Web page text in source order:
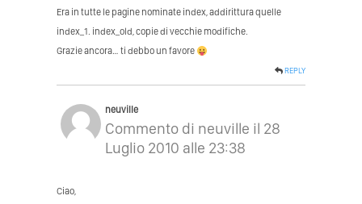
Era in tutte le pagine nominate index, addirittura quelle
index_1. index_old, copie di vecchie modifiche.
Grazie ancora… ti debbo un favore
REPLY
neuville
Commento di neuville il 28
Luglio 2010 alle 23:38
Ciao,